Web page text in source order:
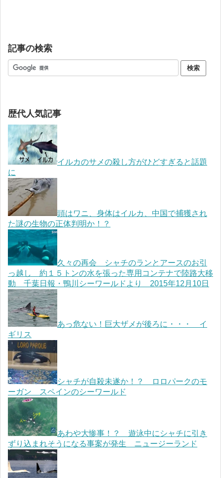
記事の検索
歴代人気記事
イルカのサメの殺し方がひどすぎると話題
に
頭はワニ、身体はイルカ、中国で捕獲され
た謎の生物の正体判明か！？
久々の再会 シャチのランとアースのお引
っ越し 約１５トンの水を張った専用コンテナで陸路大移
動 千葉日報・鴨川シーワールドより 2015年12月10日
あっ危ない！巨大ザメが後ろに・・・ イ
ギリス
シャチが自殺未遂か！？ ロロパークのモ
ーガン スペインのシーワールド
あわや大惨事！？ 遊泳中にシャチに引き
ずり込まれそうになる事案が発生 ニュージーランド